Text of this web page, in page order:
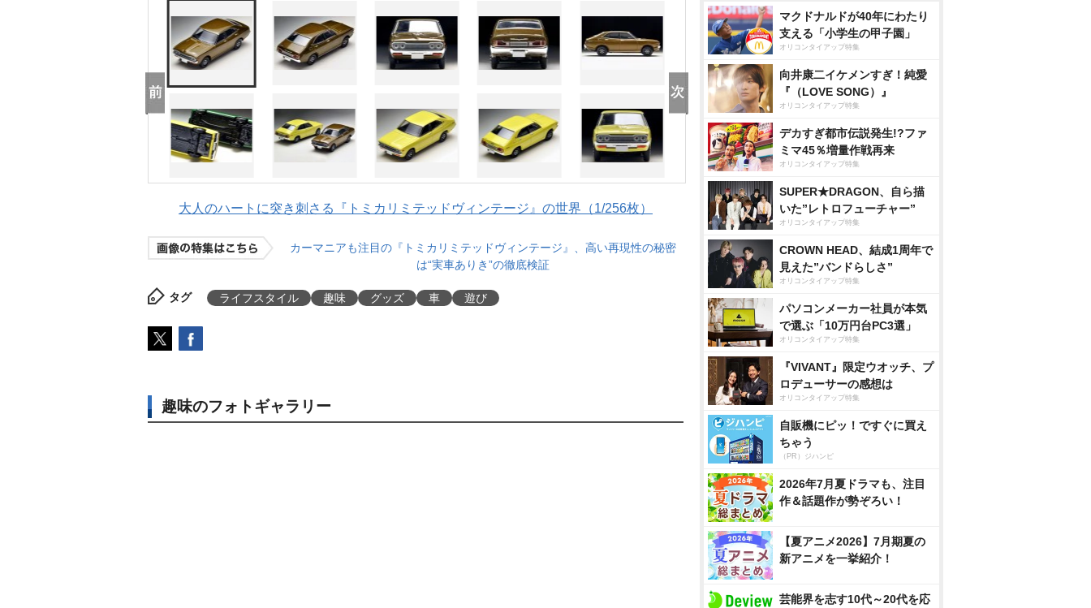
大人のハートに突き刺さる『トミカリミテッドヴィンテージ』の世界（1/256枚）
カーマニアも注目の『トミカリミテッドヴィンテージ』、高い再現性の秘密
は“実車ありき”の徹底検証
タグ ライフスタイル 趣味 グッズ 車 遊び
趣味のフォトギャラリー
マクドナルドが40年にわたり
支える「小学生の甲子園」
オリコンタイアップ特集
向井康二イケメンすぎ！純愛
『（LOVE SONG）』
オリコンタイアップ特集
デカすぎ都市伝説発生!?ファ
ミマ45％増量作戦再来
オリコンタイアップ特集
SUPER★DRAGON、自ら描
いた”レトロフューチャー”
オリコンタイアップ特集
CROWN HEAD、結成1周年で
見えた”バンドらしさ”
オリコンタイアップ特集
パソコンメーカー社員が本気
で選ぶ「10万円台PC3選」
オリコンタイアップ特集
『VIVANT』限定ウオッチ、プ
ロデューサーの感想は
オリコンタイアップ特集
自販機にピッ！ですぐに買え
ちゃう
（PR）ジハンピ
2026年7月夏ドラマも、注目
作＆話題作が勢ぞろい！
【夏アニメ2026】7月期夏の
新アニメを一挙紹介！
芸能界を志す10代～20代を応